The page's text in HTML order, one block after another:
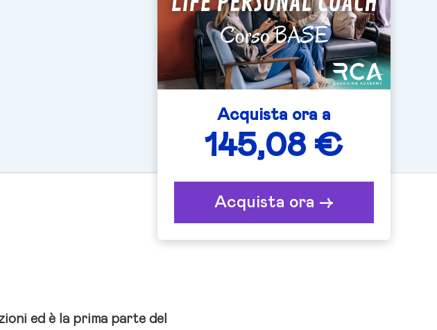
ed è la prima parte del
Acquista ora a
145,08 €
Acquista ora ->